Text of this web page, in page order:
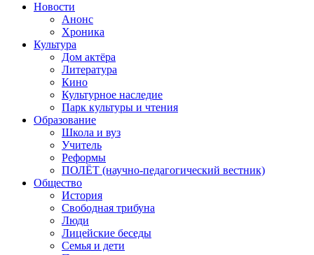
Новости
Анонс
Хроника
Культура
Дом актёра
Литература
Кино
Культурное наследие
Парк культуры и чтения
Образование
Школа и вуз
Учитель
Реформы
ПОЛЁТ (научно-педагогический вестник)
Общество
История
Свободная трибуна
Люди
Лицейские беседы
Семья и дети